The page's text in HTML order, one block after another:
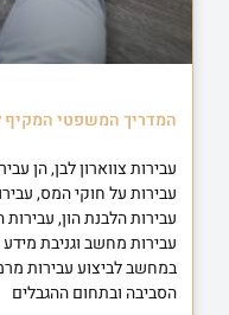
המדריך המשפטי המקיף
עבירות צווארון לבן, הן
עבירות על חוקי המס,
עבירות הלבנת הון,
עבירות מחשב וגניבת
במחשב לביצוע עבירות
הסביבה ובתחום ההגבלים